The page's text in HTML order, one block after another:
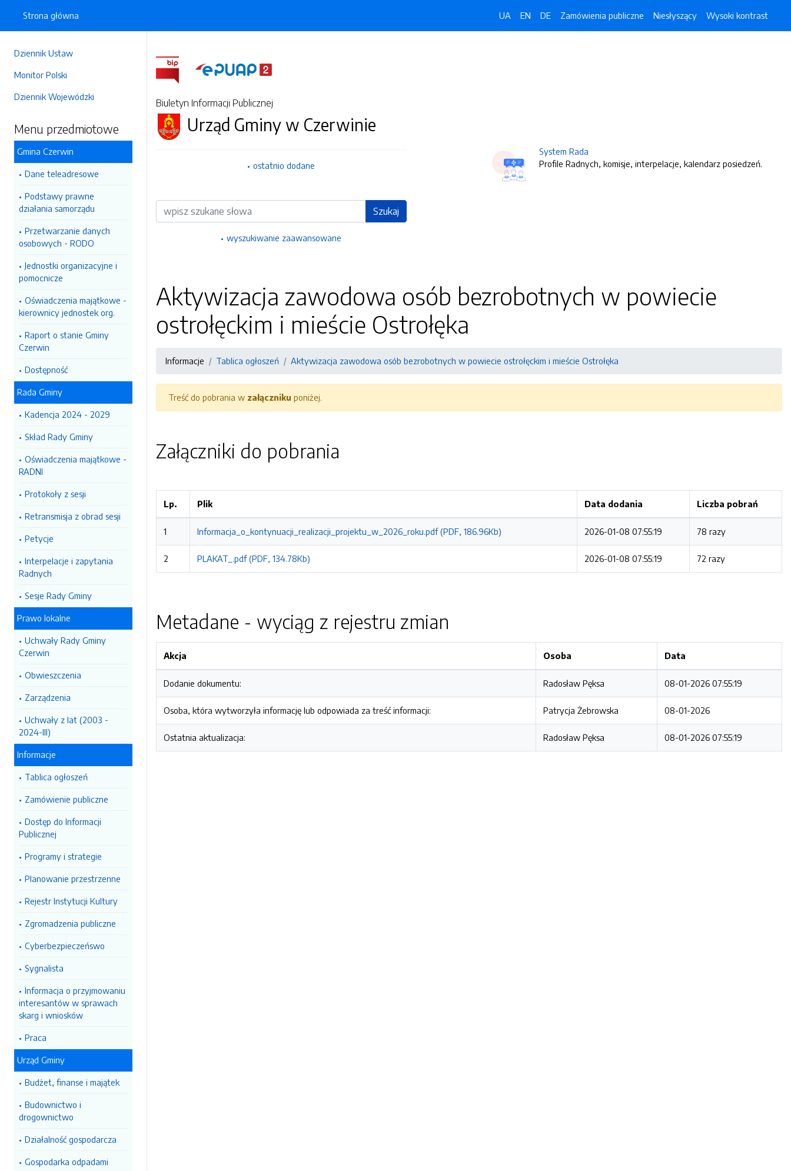
Dziennik Ustaw
Monitor Polski
Dziennik Wojewódzki
Menu przedmiotowe
Gmina Czerwin
Dane teleadresowe
Podstawy prawne
działania samorządu
Przetwarzanie danych
osobowych - RODO
Jednostki organizacyjne i
pomocnicze
Oświadczenia majątkowe -
kierownicy jednostek org.
Raport o stanie Gminy
Czerwin
Dostępność
Rada Gminy
Kadencja 2024 - 2029
Skład Rady Gminy
Oświadczenia majątkowe -
RADNI
Protokoły z sesji
Retransmisja z obrad sesji
Petycje
Interpelacje i zapytania
Radnych
Sesje Rady Gminy
Prawo lokalne
Uchwały Rady Gminy
Czerwin
Obwieszczenia
Zarządzenia
Uchwały z lat (2003 -
2024-III)
Informacje
Tablica ogłoszeń
Zamówienie publiczne
Dostęp do Informacji
Publicznej
Programy i strategie
Planowanie przestrzenne
Rejestr Instytucji Kultury
Zgromadzenia publiczne
Cyberbezpieczeńswo
Sygnalista
Informacja o przyjmowaniu
interesantów w sprawach
skarg i wniosków
Praca
Urząd Gminy
Budżet, finanse i majątek
Budownictwo i
drogownictwo
Działalność gospodarcza
Gospodarka odpadami
Strona główna UA EN DE Zamówienia publiczne Niesłyszący Wysoki kontrast
Biuletyn Informacji Publicznej
Urząd Gminy w Czerwinie
ostatnio dodane
Wyszukiwarka Szukaj
wyszukiwanie zaawansowane
System Rada
Profile Radnych, komisje, interpelacje, kalendarz posiedzeń.
Aktywizacja zawodowa osób bezrobotnych w powiecie
ostrołęckim i mieście Ostrołęka
Informacje Tablica ogłoszeń Aktywizacja zawodowa osób bezrobotnych w powiecie ostrołęckim i mieście Ostrołęka
Treść do pobrania w załączniku poniżej.
Załączniki do pobrania
Lp. Plik Data dodania Liczba pobrań
1 Informacja_o_kontynuacji_realizacji_projektu_w_2026_roku.pdf (PDF, 186.96Kb) 2026-01-08 07:55:19 78 razy
2 PLAKAT_.pdf (PDF, 134.78Kb) 2026-01-08 07:55:19 72 razy
Metadane - wyciąg z rejestru zmian
Akcja Osoba Data
Dodanie dokumentu: Radosław Pęksa 08-01-2026 07:55:19
Osoba, która wytworzyła informację lub odpowiada za treść informacji: Patrycja Żebrowska 08-01-2026
Ostatnia aktualizacja: Radosław Pęksa 08-01-2026 07:55:19